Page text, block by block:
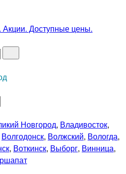
Доступные цены.
Новгород, Владивосток,
Волгодонск, Волжский, Вологда,
, Воткинск, Выборг, Винница,